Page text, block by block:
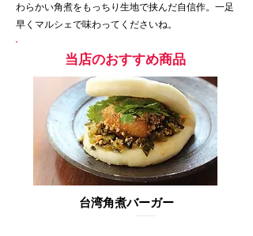
わらかい角煮をもっちり生地で挟んだ自信作。一足
早くマルシェで味わってくださいね。
当店のおすすめ商品
台湾角煮バーガー